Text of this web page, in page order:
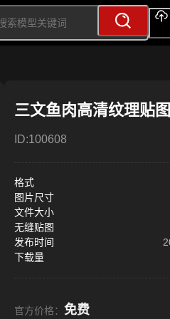
三文鱼肉高清纹理贴图
ID:100608
格式
图片尺寸
文件大小
无缝贴图
发布时间
下载量
官方价格： 免费